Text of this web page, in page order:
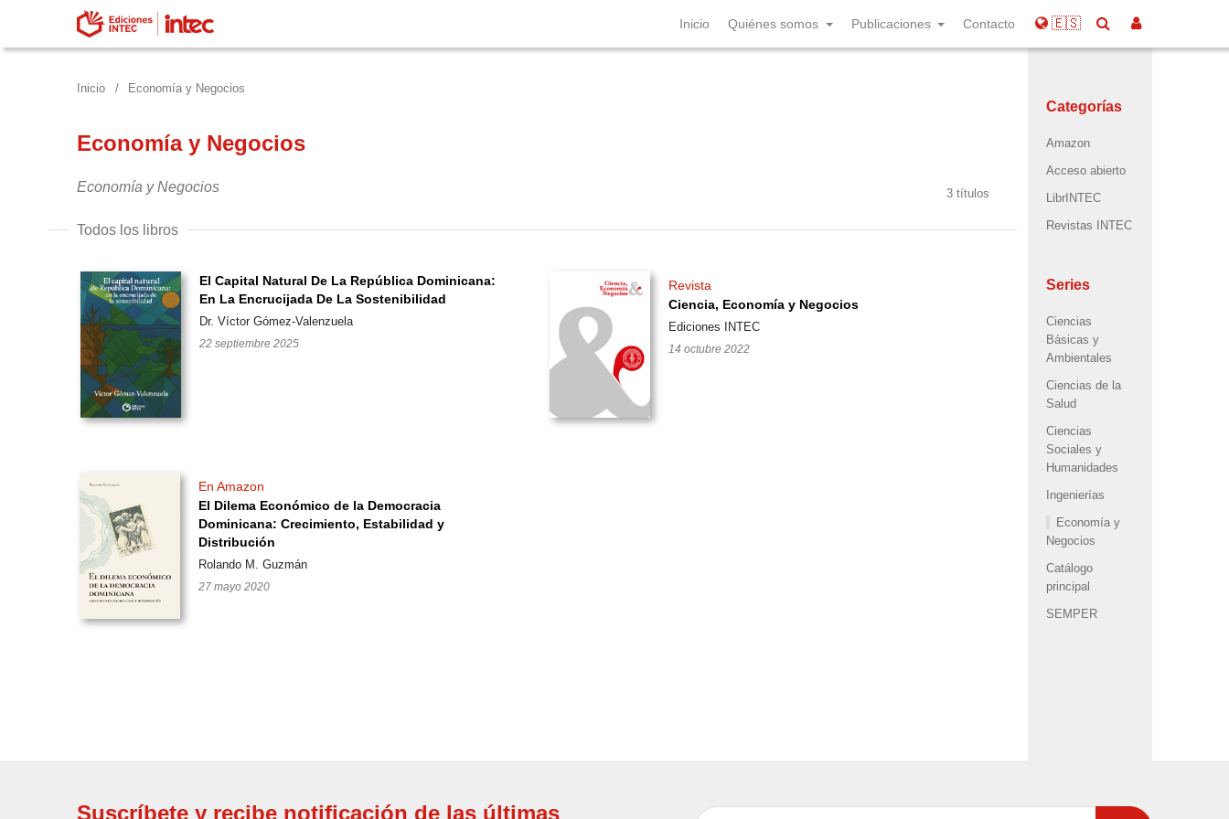
Inicio Quiénes somos Publicaciones Contacto 🇪🇸
Inicio / Economía y Negocios
Economía y Negocios
3 títulos
Economía y Negocios
Todos los libros
El Capital Natural De La República Dominicana:
En La Encrucijada De La Sostenibilidad
Dr. Víctor Gómez-Valenzuela
22 septiembre 2025
Revista
Ciencia, Economía y Negocios
Ediciones INTEC
14 octubre 2022
En Amazon
El Dilema Económico de la Democracia
Dominicana: Crecimiento, Estabilidad y
Distribución
Rolando M. Guzmán
27 mayo 2020
Categorías
Amazon
Acceso abierto
LibrINTEC
Revistas INTEC
Series
Ciencias
Básicas y
Ambientales
Ciencias de la
Salud
Ciencias
Sociales y
Humanidades
Ingenierías
Economía y
Negocios
Catálogo
principal
SEMPER
Suscríbete y recibe notificación de las últimas